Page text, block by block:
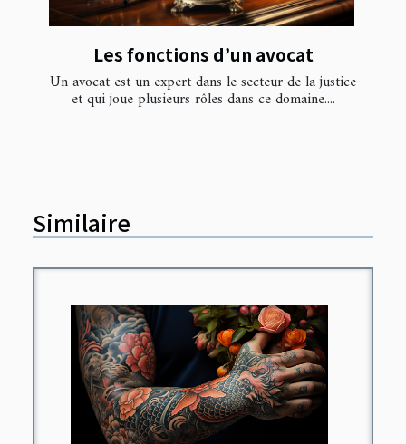
Les fonctions d’un avocat
Un avocat est un expert dans le secteur de la justice
et qui joue plusieurs rôles dans ce domaine....
Similaire